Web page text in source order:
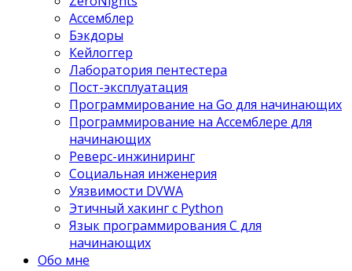
Ассемблер
Бэкдоры
Кейлоггер
Лаборатория пентестера
Пост-эксплуатация
Программирование на Go для начинающих
Программирование на Ассемблере для
начинающих
Реверс-инжиниринг
Социальная инженерия
Уязвимости DVWA
Этичный хакинг с Python
Язык программирования С для
начинающих
Обо мне